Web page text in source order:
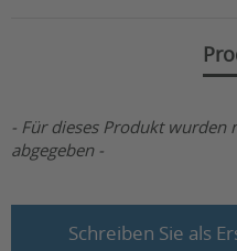
- Für dieses Produkt wurden
abgegeben -
Schreiben Sie als